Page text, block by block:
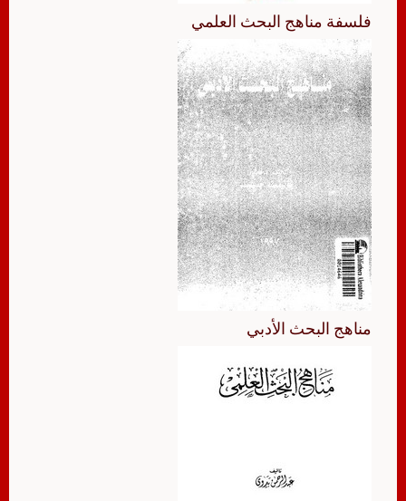
فلسفة مناهج البحث العلمي
مناهج البحث الأدبي